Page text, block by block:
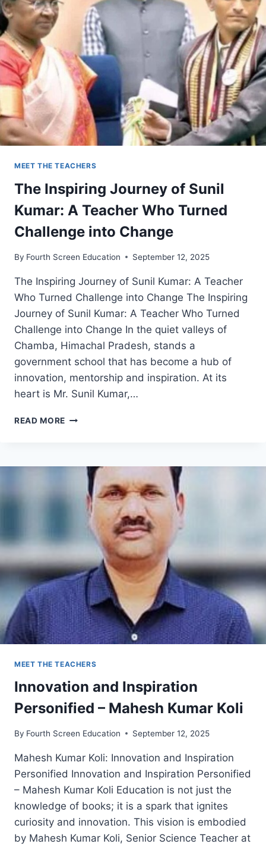
ENGINEERING
EDUCATION
MEET THE TEACHERS
The Inspiring Journey of Sunil
Kumar: A Teacher Who Turned
Challenge into Change
By Fourth Screen Education September 12, 2025
The Inspiring Journey of Sunil Kumar: A Teacher
Who Turned Challenge into Change The Inspiring
Journey of Sunil Kumar: A Teacher Who Turned
Challenge into Change In the quiet valleys of
Chamba, Himachal Pradesh, stands a
government school that has become a hub of
innovation, mentorship and inspiration. At its
heart is Mr. Sunil Kumar,…
READ MORE THE
SUNIL
KUMAR:
TEACHER
TURNED
CHALLENGE
CHANGE
MEET THE TEACHERS
Innovation and Inspiration
Personified – Mahesh Kumar Koli
By Fourth Screen Education September 12, 2025
Mahesh Kumar Koli: Innovation and Inspiration
Personified Innovation and Inspiration Personified
– Mahesh Kumar Koli Education is not just the
knowledge of books; it is a spark that ignites
curiosity and innovation. This vision is embodied
by Mahesh Kumar Koli, Senior Science Teacher at